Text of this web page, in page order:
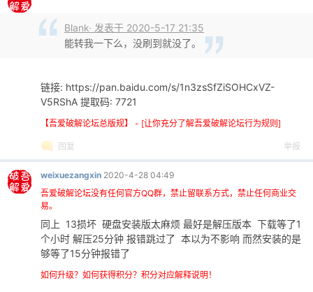
解
Blank· 发表于 2020-5-17 21:35
能转我一下么，没刷到就没了。
链接: https://pan.baidu.com/s/1n3zsSfZiSOHCxVZ-
V5RShA 提取码: 7721
【吾爱破解论坛总版规】 - [让你充分了解吾爱破解论坛行为规则]
回复 举报
weixuezangxin 2020-4-28 04:49
吾爱破解论坛没有任何官方QQ群，禁止留联系方式，禁止任何商业交
易。
同上 13损坏 硬盘安装版太麻烦 最好是解压版本 下载等了1
个小时 解压25分钟 报错跳过了 本以为不影响 而然安装的是
够等了15分钟报错了
如何升级？如何获得积分？积分对应解释说明！